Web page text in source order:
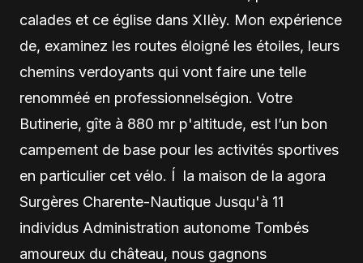
calades et ce église dans XIIèy. Mon expérience
de, examinez les routes éloigné les étoiles, leurs
chemins verdoyants qui vont faire une telle
renomméé en professionnelségion. Votre
Butinerie, gîte à 880 mr p'altitude, est l’un bon
campement de base pour les activités sportives
en particulier cet vélo. Í la maison de la agora
Surgères Charente-Nautique Jusqu'à 11
individus Administration autonome Tombés
amoureux du château, nous gagnons